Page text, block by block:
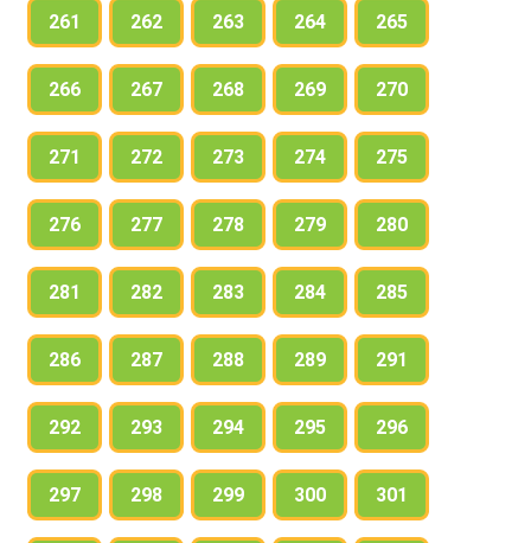
261 262 263 264 265
266 267 268 269 270
271 272 273 274 275
276 277 278 279 280
281 282 283 284 285
286 287 288 289 291
292 293 294 295 296
297 298 299 300 301